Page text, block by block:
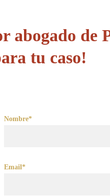
abogado de
tu caso!
Nombre*
Email*